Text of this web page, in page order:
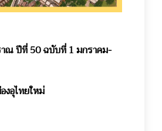
าณ ปีที่ 50 ฉบับที่ 1 มกราคม-
งอุไทยใหม่